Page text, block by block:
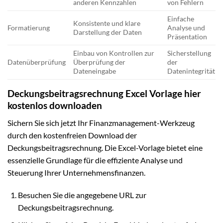
anderen Kennzahlen von Fehlern
Formatierung
Konsistente und klare
Darstellung der Daten
Einfache
Analyse und
Präsentation
Datenüberprüfung
Einbau von Kontrollen zur
Überprüfung der
Dateneingabe
Sicherstellung
der
Datenintegrität
Deckungsbeitragsrechnung Excel Vorlage hier
kostenlos downloaden
Sichern Sie sich jetzt Ihr Finanzmanagement-Werkzeug
durch den kostenfreien Download der
Deckungsbeitragsrechnung. Die Excel-Vorlage bietet eine
essenzielle Grundlage für die effiziente Analyse und
Steuerung Ihrer Unternehmensfinanzen.
Besuchen Sie die angegebene URL zur
Deckungsbeitragsrechnung.